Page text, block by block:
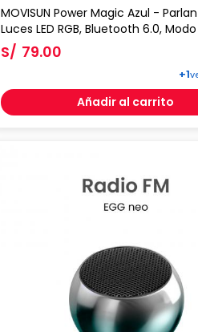
MOVISUN Power Magic Azul -
Luces LED RGB, Bluetooth 6.0, Modo
Batería 1200mAh, Entrada Micro SD y
Tipo C
S/ 79.00
+1
Añadir al carrito